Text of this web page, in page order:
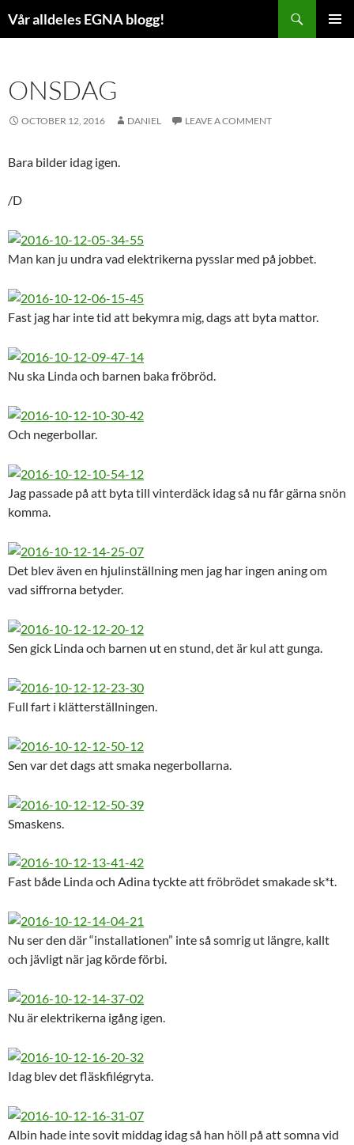
toVår alldeles EGNA blogg!
ONSDAG
OCTOBER 12, 2016 DANIEL LEAVE A COMMENT
Bara bilder idag igen.
/D
Man kan ju undra vad elektrikerna pysslar med på jobbet.
Fast jag har inte tid att bekymra mig, dags att byta mattor.
Nu ska Linda och barnen baka fröbröd.
Och negerbollar.
Jag passade på att byta till vinterdäck idag så nu får gärna snön
komma.
Det blev även en hjulinställning men jag har ingen aning om
vad siffrorna betyder.
Sen gick Linda och barnen ut en stund, det är kul att gunga.
Full fart i klätterställningen.
Sen var det dags att smaka negerbollarna.
Smaskens.
Fast både Linda och Adina tyckte att fröbrödet smakade sk*t.
Nu ser den där “installationen” inte så somrig ut längre, kallt
och jävligt när jag körde förbi.
Nu är elektrikerna igång igen.
Idag blev det fläskfilégryta.
Albin hade inte sovit middag idag så han höll på att somna vid